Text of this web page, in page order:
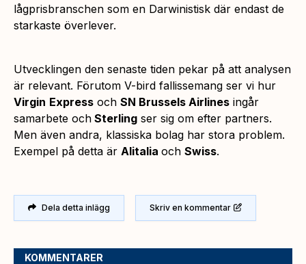
lågprisbranschen som en Darwinistisk där endast de
starkaste överlever.
Utvecklingen den senaste tiden pekar på att analysen
är relevant. Förutom V-bird fallissemang ser vi hur
Virgin Express och SN Brussels Airlines ingår
samarbete och Sterling ser sig om efter partners.
Men även andra, klassiska bolag har stora problem.
Exempel på detta är Alitalia och Swiss.
Dela detta inlägg Skriv en kommentar
KOMMENTARER